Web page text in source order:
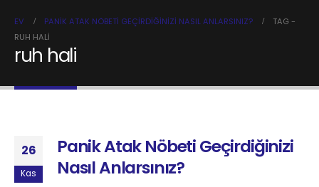
EV PANIK ATAK NÖBETI GEÇIRDIĞINIZI NASIL ANLARSINIZ?
TAG -
RUH HALI
ruh hali
26
Kas
Panik Atak Nöbeti Geçirdiğinizi
Nasıl Anlarsınız?